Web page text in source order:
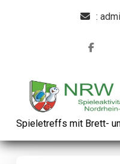
:
Spieletreffs mit Brett-